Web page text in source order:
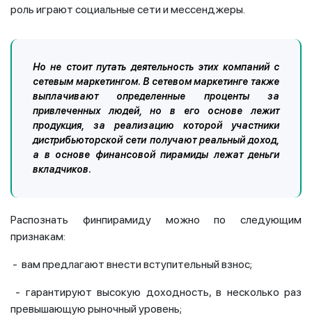
роль играют социальные сети и мессенджеры.
Но не стоит путать деятельность этих компаний с
сетевым маркетингом. В сетевом маркетинге также
выплачивают определенные проценты за
привлеченных людей, но в его основе лежит
продукция, за реализацию которой участники
дистрибьюторской сети получают реальный доход,
а в основе финансовой пирамиды лежат деньги
вкладчиков.
Распознать финпирамиду можно по следующим
признакам:
- вам предлагают внести вступительный взнос;
- гарантируют высокую доходность, в несколько раз
превышающую рыночный уровень;